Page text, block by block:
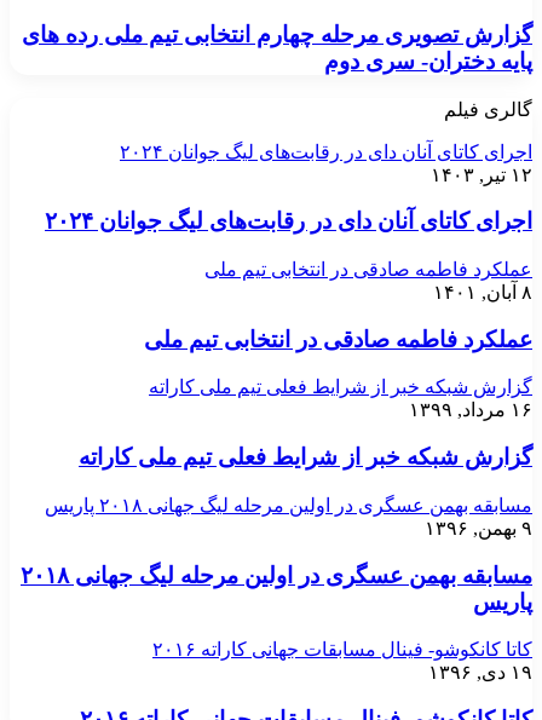
گزارش تصویری مرحله چهارم انتخابی تیم ملی رده های
پایه دختران- سری دوم
گالری فیلم
اجرای کاتای آنان دای در رقابت‌های لیگ جوانان ۲۰۲۴
۱۲ تیر, ۱۴۰۳
اجرای کاتای آنان دای در رقابت‌های لیگ جوانان ۲۰۲۴
عملکرد فاطمه صادقی در انتخابی تیم ملی
۸ آبان, ۱۴۰۱
عملکرد فاطمه صادقی در انتخابی تیم ملی
گزارش شبکه خبر از شرایط فعلی تیم ملی کاراته
۱۶ مرداد, ۱۳۹۹
گزارش شبکه خبر از شرایط فعلی تیم ملی کاراته
مسابقه بهمن عسگری در اولین مرحله لیگ جهانی ۲۰۱۸ پاریس
۹ بهمن, ۱۳۹۶
مسابقه بهمن عسگری در اولین مرحله لیگ جهانی ۲۰۱۸
پاریس
کاتا کانکوشو- فینال مسابقات جهانی کاراته ۲۰۱۶
۱۹ دی, ۱۳۹۶